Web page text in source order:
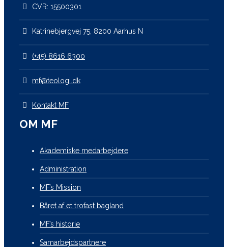
CVR: 15500301
Katrinebjergvej 75, 8200 Aarhus N
(+45) 8616 6300
mf@teologi.dk
Kontakt MF
OM MF
Akademiske medarbejdere
Administration
MF’s Mission
Båret af et trofast bagland
MF’s historie
Samarbejdspartnere